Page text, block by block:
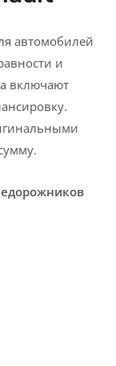
автомобилей
и
включают